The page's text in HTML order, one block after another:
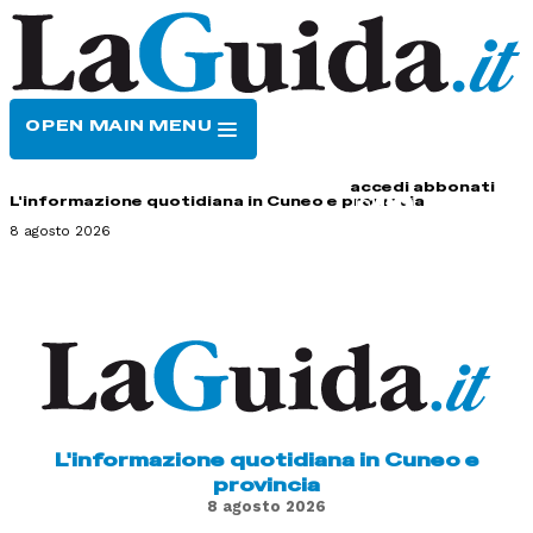
OPEN MAIN MENU
accedi abbonati
L'informazione quotidiana in Cuneo e provincia
8 agosto 2026
L'informazione quotidiana in Cuneo e
provincia
8 agosto 2026